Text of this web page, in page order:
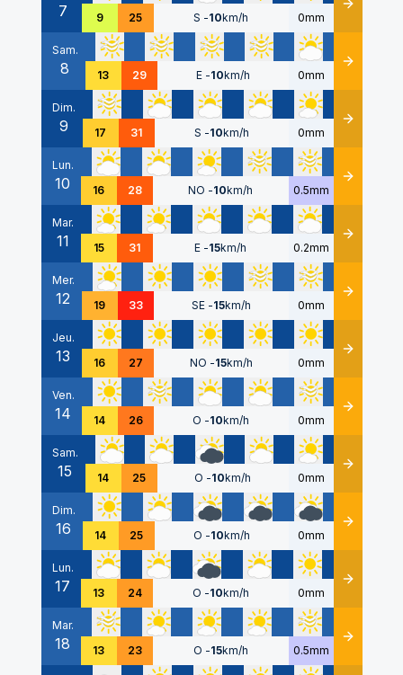
7 9 25 S -10km/h 0mm Détails
Sam.
8 13 29 E -10km/h 0mm Détails
Dim.
9 17 31 S -10km/h 0mm Détails
Lun.
10 16 28 NO -10km/h 0.5mm Détails
Mar.
11 15 31 E -15km/h 0.2mm Détails
Mer.
12 19 33 SE -15km/h 0mm Détails
Jeu.
13 16 27 NO -15km/h 0mm Détails
Ven.
14 14 26 O -10km/h 0mm Détails
Sam.
15 14 25 O -10km/h 0mm Détails
Dim.
16 14 25 O -10km/h 0mm Détails
Lun.
17 13 24 O -10km/h 0mm Détails
Mar.
18 13 23 O -15km/h 0.5mm Détails